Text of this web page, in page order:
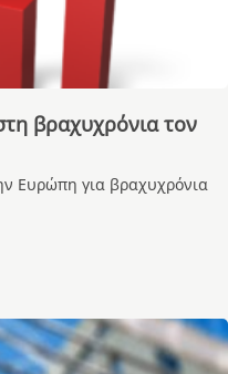
βραχυχρόνια τον
Ευρώπη για βραχυχρόνια